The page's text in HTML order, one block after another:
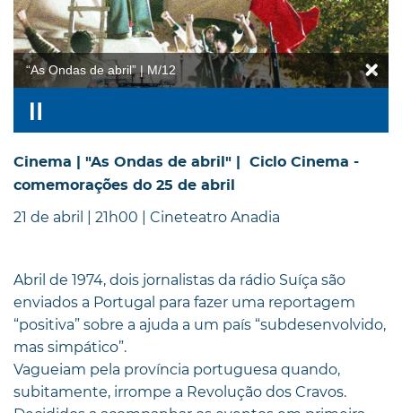
“As Ondas de abril” | M/12
Cinema | "As Ondas de abril" | Ciclo Cinema -
comemorações do 25 de abril
21 de abril | 21h00 | Cineteatro Anadia
Abril de 1974, dois jornalistas da rádio Suíça são
enviados a Portugal para fazer uma reportagem
“positiva” sobre a ajuda a um país “subdesenvolvido,
mas simpático”.
Vagueiam pela província portuguesa quando,
subitamente, irrompe a Revolução dos Cravos.